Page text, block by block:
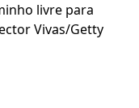
livre para
Vivas/Getty